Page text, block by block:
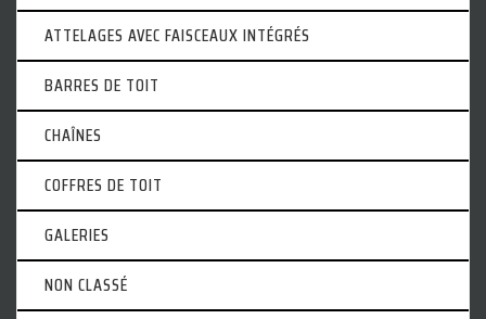
ATTELAGES AVEC FAISCEAUX INTÉGRÉS
BARRES DE TOIT
CHAÎNES
COFFRES DE TOIT
GALERIES
NON CLASSÉ